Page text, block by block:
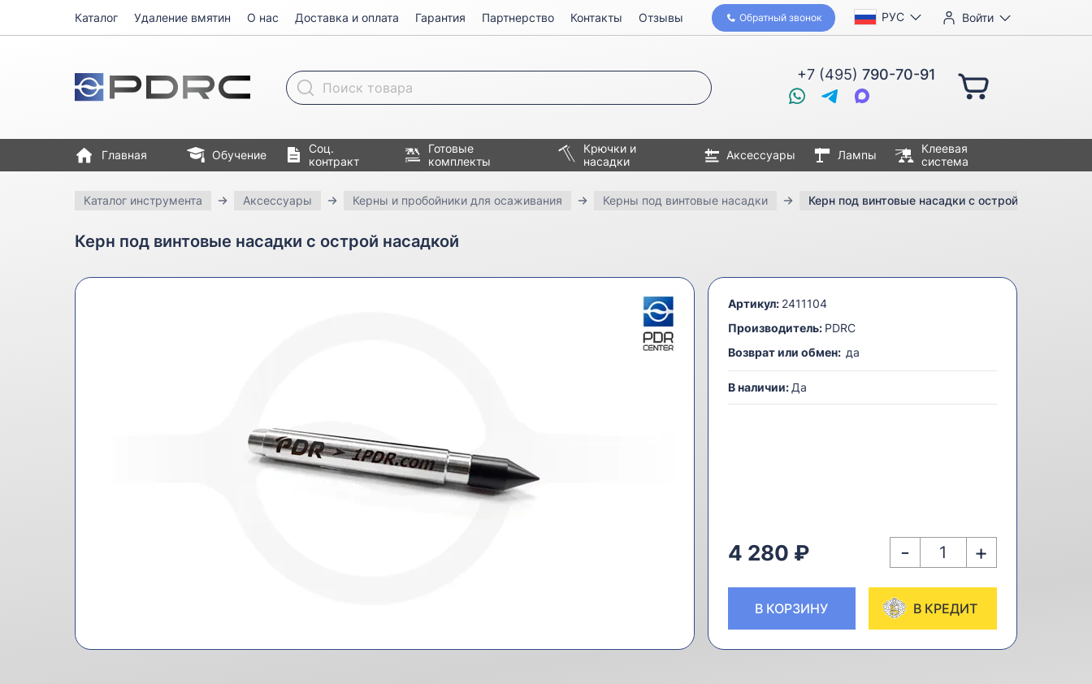
РУС Войти
Обратный звонок
+7 (495) 790-70-91
Поиск товара
Каталог Удаление вмятин О нас Доставка и оплата Гарантия Партнерство Контакты Отзывы
Главная Обучение
Соц.
контракт
Готовые
комплекты
Крючки и
насадки
Аксессуары Лампы
Клеевая
система
Каталог инструмента Аксессуары Керны и пробойники для осаживания Керны под винтовые насадки Керн под винтовые насадки с острой насадкой
Керн под винтовые насадки с острой насадкой
Артикул: 2411104
Производитель: PDRC
Возврат или обмен: да
В наличии: Да
4 280 ₽ - +
В КОРЗИНУ В КРЕДИТ